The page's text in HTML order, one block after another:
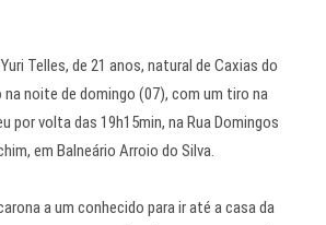
Telles, de 21 anos, natural de Caxias do
noite de domingo (07), com um tiro na
por volta das 19h15min, na Rua Domingos
em Balneário Arroio do Silva.
a um conhecido para ir até a casa da